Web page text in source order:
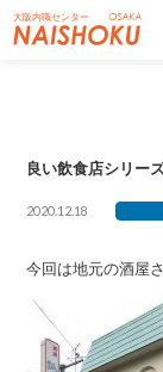
大阪内職センター
良い飲食店シリーズ
2020.12.18
今回は地元の酒屋